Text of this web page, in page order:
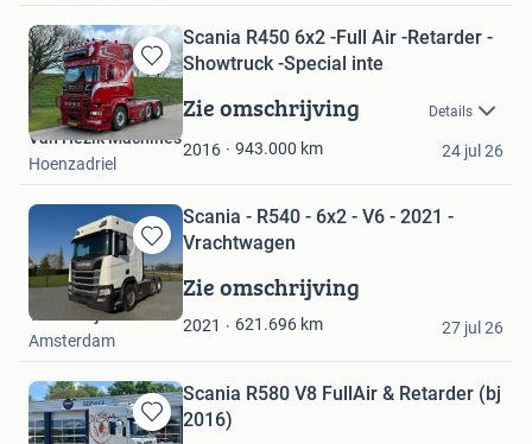
Bewaren
in
Mijn
Favorieten
Scania R450 6x2 -Full Air -Retarder -
Showtruck -Special inte
Zie omschrijving Details
2016 943.000 km
Van Hezik Machines
Hoenzadriel
24 jul 26
Bewaren
in
Mijn
Favorieten
Scania - R540 - 6x2 - V6 - 2021 -
Vrachtwagen
Zie omschrijving
2021 621.696 km
Troostwijk Auctions
Amsterdam
27 jul 26
Bewaren
Scania R580 V8 FullAir & Retarder (bj
2016)